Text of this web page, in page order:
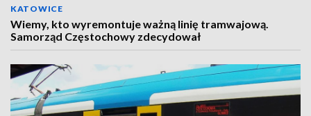
KATOWICE
Wiemy, kto wyremontuje ważną linię tramwajową.
Samorząd Częstochowy zdecydował